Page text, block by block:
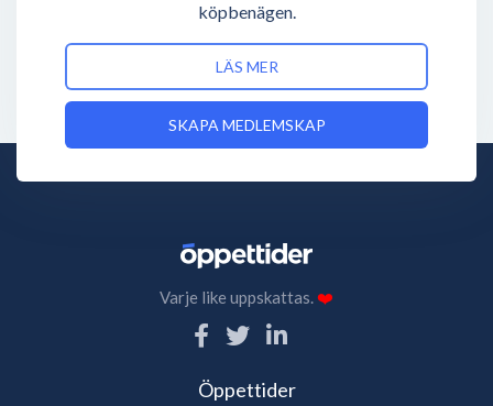
köpbenägen.
LÄS MER
SKAPA MEDLEMSKAP
Varje like uppskattas.❤️
Öppettider